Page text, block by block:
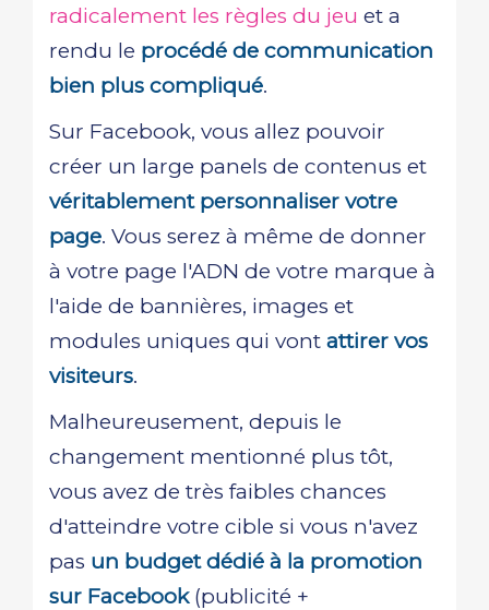
radicalement les règles du jeu et a
rendu le procédé de communication
bien plus compliqué.
Sur Facebook, vous allez pouvoir
créer un large panels de contenus et
véritablement personnaliser votre
page. Vous serez à même de donner
à votre page l'ADN de votre marque à
l'aide de bannières, images et
modules uniques qui vont attirer vos
visiteurs.
Malheureusement, depuis le
changement mentionné plus tôt,
vous avez de très faibles chances
d'atteindre votre cible si vous n'avez
pas un budget dédié à la promotion
sur Facebook(publicité +